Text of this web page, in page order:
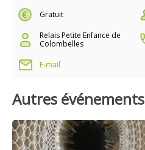
Gratuit
Relais Petite Enfance de
Colombelles
E-mail
Autres